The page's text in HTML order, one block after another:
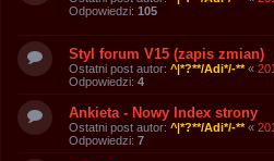
Odpowiedzi: 105
Styl forum V15 (zapis zmian)
Ostatni post autor: ^|*?**/Adi*/-** «
Odpowiedzi: 4
Ankieta - Nowy Index strony
Ostatni post autor: ^|*?**/Adi*/-** «
Odpowiedzi: 7